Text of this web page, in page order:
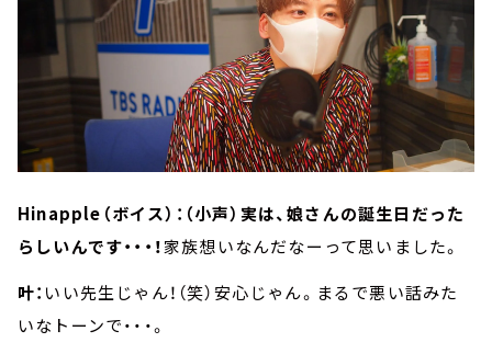
Hinapple（ボイス）：（小声）実は、娘さんの誕生日だった
らしいんです・・・！家族想いなんだなーって思いました。
叶： いい先生じゃん！（笑）安心じゃん。まるで悪い話みた
いなトーンで・・・。